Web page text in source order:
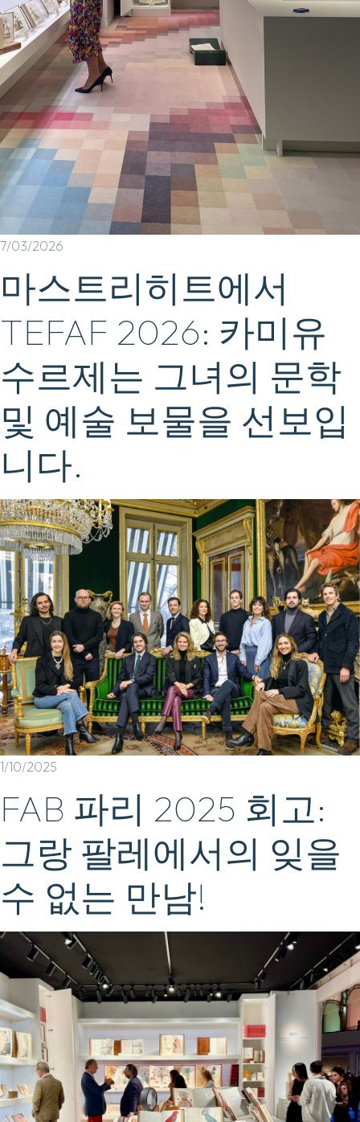
7/03/2026
마스트리히트에서
TEFAF 2026: 카미유
수르제는 그녀의 문학
및 예술 보물을 선보입
니다.
1/10/2025
FAB 파리 2025 회고:
그랑 팔레에서의 잊을
수 없는 만남!